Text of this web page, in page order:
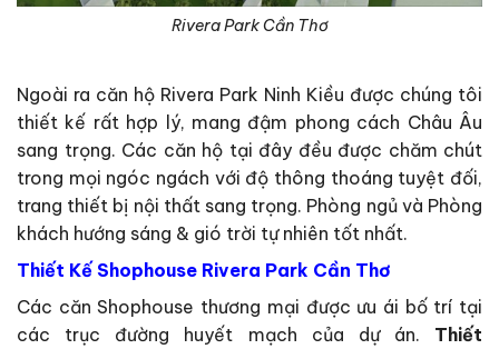
Rivera Park Cần Thơ
Ngoài ra căn hộ Rivera Park Ninh Kiều được chúng tôi
thiết kế rất hợp lý, mang đậm phong cách Châu Âu
sang trọng. Các căn hộ tại đây đều được chăm chút
trong mọi ngóc ngách với độ thông thoáng tuyệt đối,
trang thiết bị nội thất sang trọng. Phòng ngủ và Phòng
khách hướng sáng & gió trời tự nhiên tốt nhất.
Thiết Kế Shophouse Rivera Park Cần Thơ
Các căn Shophouse thương mại được ưu ái bố trí tại
các trục đường huyết mạch của dự án. Thiết